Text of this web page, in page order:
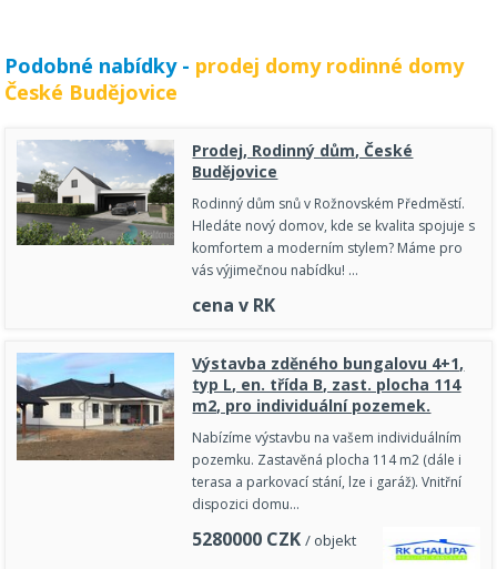
Podobné nabídky - prodej domy rodinné domy
České Budějovice
Prodej, Rodinný dům, České
Budějovice
Rodinný dům snů v Rožnovském Předměstí.
Hledáte nový domov, kde se kvalita spojuje s
komfortem a moderním stylem? Máme pro
vás výjimečnou nabídku! …
cena v RK
Výstavba zděného bungalovu 4+1,
typ L, en. třída B, zast. plocha 114
m2, pro individuální pozemek.
Nabízíme výstavbu na vašem individuálním
pozemku. Zastavěná plocha 114 m2 (dále i
terasa a parkovací stání, lze i garáž). Vnitřní
dispozici domu…
5280000 CZK / objekt